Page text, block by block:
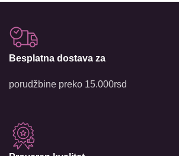
Besplatna dostava za
porudžbine preko 15.000rsd